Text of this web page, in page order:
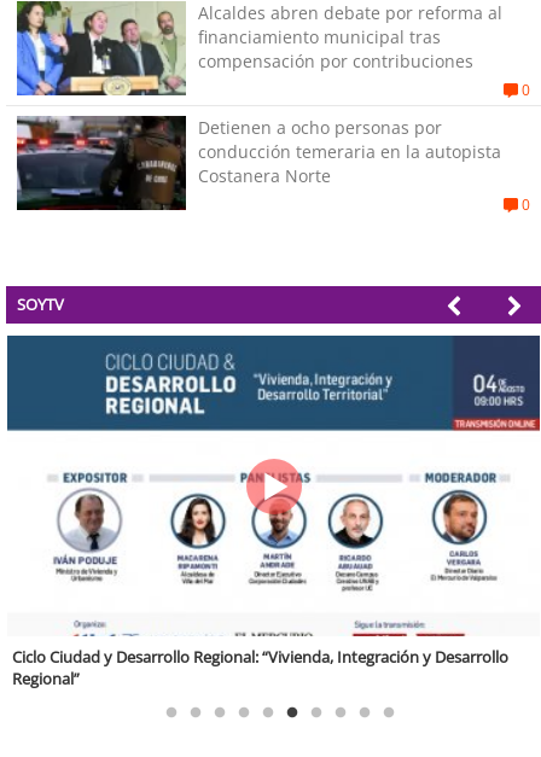
Alcaldes abren debate por reforma al
financiamiento municipal tras
compensación por contribuciones
0
Detienen a ocho personas por
conducción temeraria en la autopista
Costanera Norte
0
SOYTV
Tarapacá Región Sostenible Cap 64. Recuperación de vegas y Bofedales